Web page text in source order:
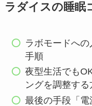
ラダイスの睡眠
ラボモードへ
手順
夜型生活でも
ングを調整す
最後の手段「